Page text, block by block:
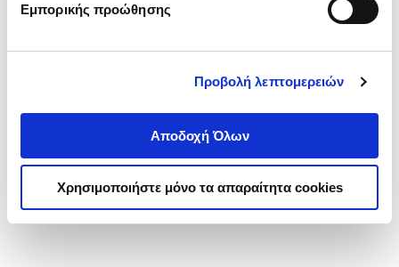
Εμπορικής προώθησης
Προβολή λεπτομερειών
Αποδοχή Όλων
Χρησιμοποιήστε μόνο τα απαραίτητα cookies